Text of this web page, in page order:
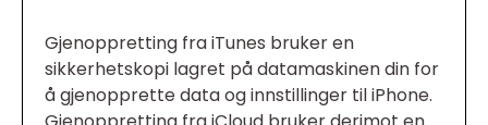
Gjenoppretting fra iTunes bruker en
sikkerhetskopi lagret på datamaskinen din for
å gjenopprette data og innstillinger til iPhone.